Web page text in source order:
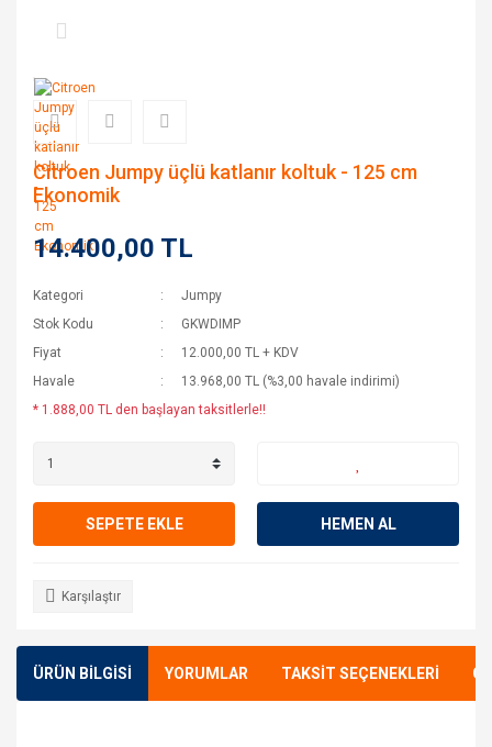
Citroen Jumpy üçlü katlanır koltuk - 125 cm
Ekonomik
14.400,00 TL
Kategori
Jumpy
Stok Kodu
GKWDIMP
Fiyat
12.000,00 TL + KDV
Havale
13.968,00 TL (%3,00 havale indirimi)
* 1.888,00 TL den başlayan taksitlerle!!
SEPETE EKLE HEMEN AL
Karşılaştır
ÜRÜN BİLGİSİ YORUMLAR TAKSİT SEÇENEKLERİ